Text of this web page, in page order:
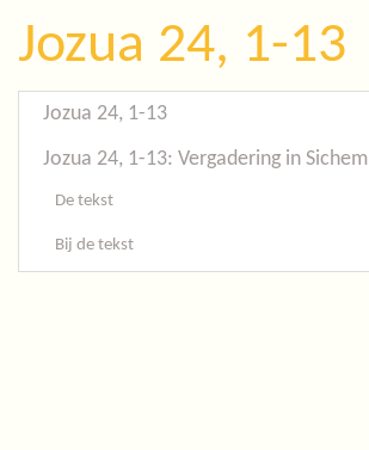
Jozua 24, 1-13
Jozua 24, 1-13
Jozua 24, 1-13: Vergadering in Sichem
De tekst
Bij de tekst